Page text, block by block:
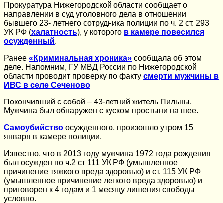
Прокуратура Нижегородской области сообщает о
направлении в суд уголовного дела в отношении
бывшего 23- летнего сотрудника полиции по ч. 2 ст. 293
УК РФ (халатность), у которого в камере повесился
осужденный.
Ранее «Криминальная хроника» сообщала об этом
деле. Напомним, ГУ МВД России по Нижегородской
области проводит проверку по факту смерти мужчины в
ИВС в селе Сеченово
Покончивший с собой – 43-летний житель Пильны.
Мужчина был обнаружен с куском простыни на шее.
Самоубийство осужденного, произошло утром 15
января в камере полиции.
Известно, что в 2013 году мужчина 1972 года рождения
был осужден по ч.2 ст 111 УК РФ (умышленное
причинение тяжкого вреда здоровью) и ст. 115 УК РФ
(умышленное причинение легкого вреда здоровью) и
приговорен к 4 годам и 1 месяцу лишения свободы
условно.